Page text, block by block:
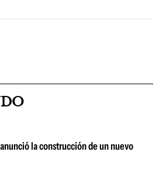
la construcción de un nuevo